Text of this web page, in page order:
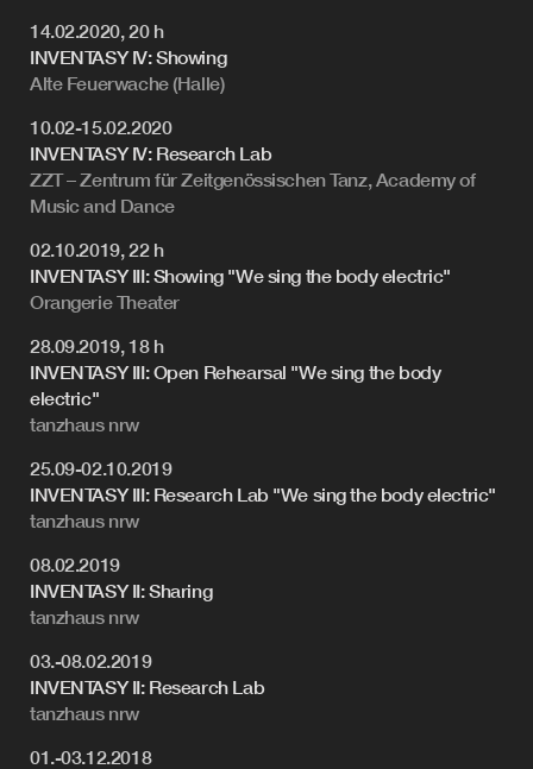
14.02.2020, 20 h
INVENTASY IV: Showing
Alte Feuerwache (Halle)
10.02-15.02.2020
INVENTASY IV: Research Lab
ZZT – Zentrum für Zeitgenössischen Tanz, Academy of
Music and Dance
02.10.2019, 22 h
INVENTASY III: Showing "We sing the body electric"
Orangerie Theater
28.09.2019, 18 h
INVENTASY III: Open Rehearsal "We sing the body
electric"
tanzhaus nrw
25.09-02.10.2019
INVENTASY III: Research Lab "We sing the body electric"
tanzhaus nrw
08.02.2019
INVENTASY II: Sharing
tanzhaus nrw
03.-08.02.2019
INVENTASY II: Research Lab
tanzhaus nrw
01.-03.12.2018